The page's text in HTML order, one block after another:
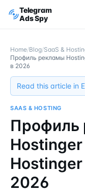
Telegram
Ads Spy
Home/Blog/SaaS &
Профиль рекламы
в 2026
Read this article in
SAAS & HOSTING
Профиль
2026